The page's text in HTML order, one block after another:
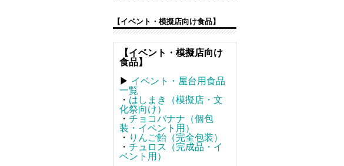
【イベント・模擬店向け食品】
【イベント・模擬店向け
食品】
▶ イベント・屋台用食品
一覧
・ はしまき（模擬店・文
化祭向け）
・ チョコバナナ（個包
装・イベント用）
・ りんご飴（完全包装）
・ チュロス（完成品・イ
ベント用）